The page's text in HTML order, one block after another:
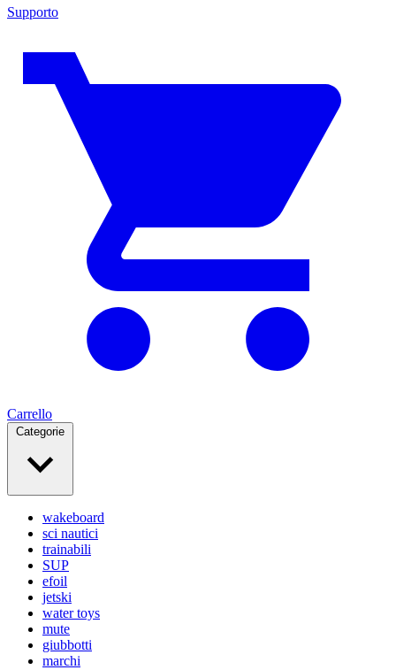
Supporto
Carrello
Categorie
wakeboard
sci nautici
trainabili
SUP
efoil
jetski
water toys
mute
giubbotti
marchi